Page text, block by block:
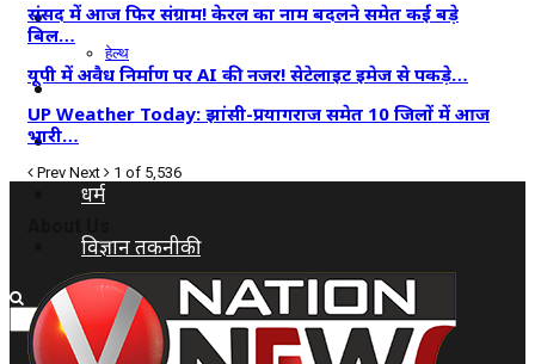
जीवन शैली
हेल्थ
क्राइम
धर्म
विज्ञान तकनीकी
संसद में आज फिर संग्राम! केरल का नाम बदलने समेत कई बड़े
बिल…
यूपी में अवैध निर्माण पर AI की नजर! सेटेलाइट इमेज से पकड़े…
UP Weather Today: झांसी-प्रयागराज समेत 10 जिलों में आज
भारी…
Prev Next 1 of 5,536